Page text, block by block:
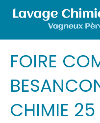
FOIRE
CHIMIE 25